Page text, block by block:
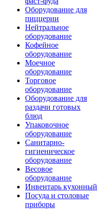
Оборудование для
пиццерии
Нейтральное
оборудование
Кофейное
оборудование
Моечное
оборудование
Торговое
оборудование
Оборудование для
раздачи готовых
блюд
Упаковочное
оборудование
Санитарно-
гигиеническое
оборудование
Весовое
оборудование
Инвентарь кухонный
Посуда и столовые
приборы